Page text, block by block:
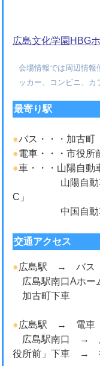
広島文化学園HBG
会場情報では周辺情報
ッカー、コンビニ、カ
最寄り駅
●バス・・・加古町
●電車・・・市役所
●車・・・山陽自動
山陽自動車道
C」
中国自動車
交通アクセス
●広島駅 → バス
広島駅南口Aホ
加古町下車
●広島駅 → 電車
広島駅南口 →
役所前」下車 →